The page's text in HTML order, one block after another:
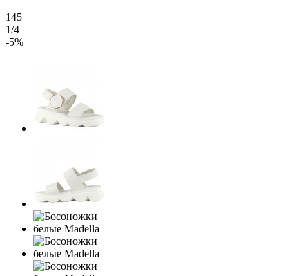
145
1/4
-5%